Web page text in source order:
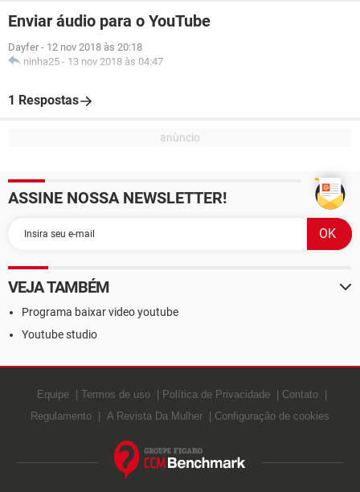
Enviar áudio para o YouTube
Dayfer - 12 nov 2018 às 20:18
ninha25 - 13 nov 2018 às 04:47
1 Respostas
ASSINE NOSSA NEWSLETTER!
VEJA TAMBÉM
Programa baixar video youtube
Youtube studio
Equipe Termos de uso Política de Privacidade
Contato
Regulamento
A Revista Da Mulher Configuração de cookies